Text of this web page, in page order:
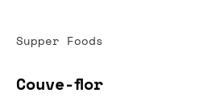
Supper Foods
Couve-flor